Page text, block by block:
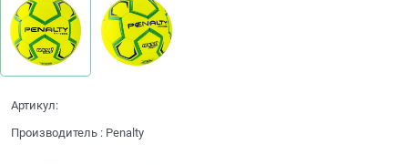
Артикул:
Производитель : Penalty